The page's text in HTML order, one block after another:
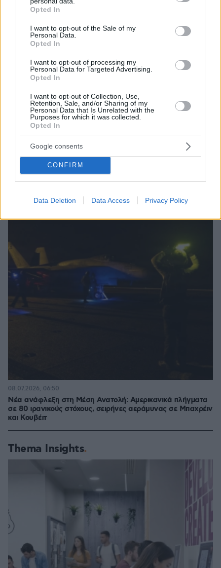
grant or deny consent to Google and its third-party tags to
use your data for below specified purposes in below Google
consent section.
Opted In
I want to opt-out of the Sale of my
Personal Data.
Opted In
I want to opt-out of processing my
Personal Data for Targeted Advertising.
Opted In
I want to opt-out of Collection, Use,
Retention, Sale, and/or Sharing of my
Personal Data that Is Unrelated with the
Purposes for which it was collected.
Opted In
Google consents
CONFIRM
Data Deletion Data Access Privacy Policy
Άλμα στις τιμές του πετρελαίου μετά τα νέα αμερικανικά
πλήγματα κατά του Ιράν, πάνω από τα $76 το Brent
Νέα ανάφλεξη στη Μέση Ανατολή: Αμερικανικά πλήγματα
σε 80 ιρανικούς στόχους, σειρήνες αεράμυνας σε Μπαχρέιν
και Κουβέιτ
08.07.2026, 06:50
Thema Insights